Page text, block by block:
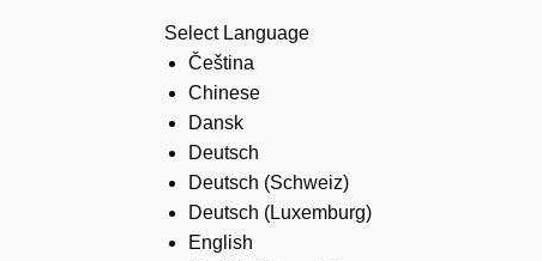
Select Language
Čeština
Chinese
Dansk
Deutsch
Deutsch (Schweiz)
Deutsch (Luxemburg)
English